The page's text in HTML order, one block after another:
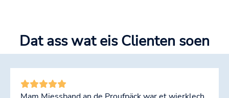
Dat ass wat eis Clienten soen